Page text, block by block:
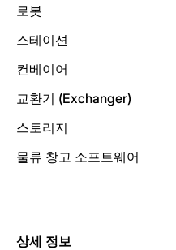
로봇
스테이션
컨베이어
교환기 (Exchanger)
스토리지
물류 창고 소프트웨어
상세 정보